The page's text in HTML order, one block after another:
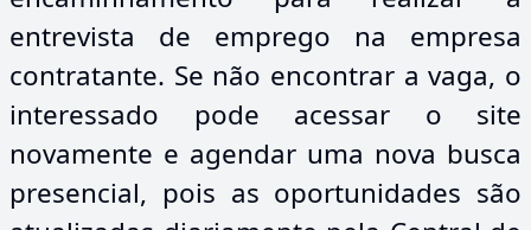
entrevista de emprego na empresa
contratante. Se não encontrar a vaga, o
interessado pode acessar o site
novamente e agendar uma nova busca
presencial, pois as oportunidades são